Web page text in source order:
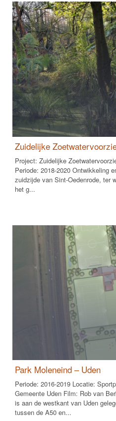
Zuidelijke
Project: Zuidelijke
Periode: 2018-2020 Ontwikkeling
zuidzijde van Sint-Oedenrode, ter
het g...
Park Moleneind – Uden
Periode: 2016-2019 Locatie:
Gemeente Uden Film: Rob van
is aan de westkant van Uden
tussen de A50 en...